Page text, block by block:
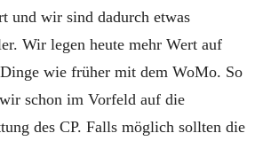
und wir sind dadurch etwas
Wir legen heute mehr Wert auf
wie früher mit dem WoMo. So
schon im Vorfeld auf die
des CP. Falls möglich sollten die